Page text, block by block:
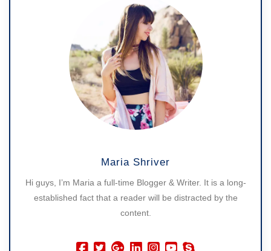
Maria Shriver
Hi guys, I’m Maria a full-time Blogger & Writer. It is a long-
established fact that a reader will be distracted by the
content.